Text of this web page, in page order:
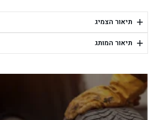
בן גל - יפת 88, תל אביב יפו - תל אביב
בן גל - דור אלון הר טוב - בית שמש
+ תיאור הצמיג
+ תיאור המותג